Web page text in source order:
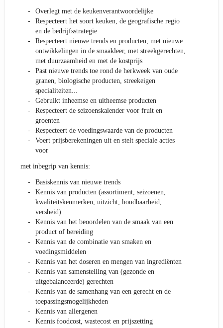
Overlegt met de keukenverantwoordelijke
Respecteert het soort keuken, de geografische regio
en de bedrijfsstrategie
Respecteert nieuwe trends en producten, met nieuwe
ontwikkelingen in de smaakleer, met streekgerechten,
met duurzaamheid en met de kostprijs
Past nieuwe trends toe rond de herkweek van oude
granen, biologische producten, streekeigen
specialiteiten...
Gebruikt inheemse en uitheemse producten
Respecteert de seizoenskalender voor fruit en
groenten
Respecteert de voedingswaarde van de producten
Voert prijsberekeningen uit en stelt speciale acties
voor
met inbegrip van kennis:
Basiskennis van nieuwe trends
Kennis van producten (assortiment, seizoenen,
kwaliteitskenmerken, uitzicht, houdbaarheid,
versheid)
Kennis van het beoordelen van de smaak van een
product of bereiding
Kennis van de combinatie van smaken en
voedingsmiddelen
Kennis van het doseren en mengen van ingrediënten
Kennis van samenstelling van (gezonde en
uitgebalanceerde) gerechten
Kennis van de samenhang van een gerecht en de
toepassingsmogelijkheden
Kennis van allergenen
Kennis foodcost, wastecost en prijszetting